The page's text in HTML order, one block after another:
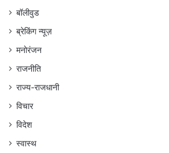
बॉलीवुड
ब्रेकिंग न्यूज़
मनोरंजन
राजनीति
राज्य-राजधानी
विचार
विदेश
स्वास्थ